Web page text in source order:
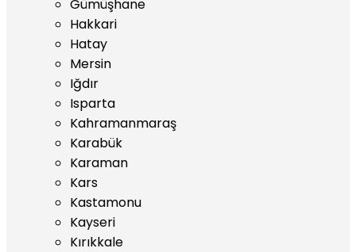
Gümüşhane
Hakkari
Hatay
Mersin
Iğdır
Isparta
Kahramanmaraş
Karabük
Karaman
Kars
Kastamonu
Kayseri
Kırıkkale